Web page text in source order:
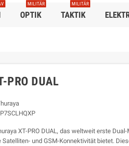
OPTIK
MILITÄR
TAKTIK
MILITÄR
PRO DUAL
XT-PRO DUAL, das weltweit erste
und GSM-Konnektivität bietet.